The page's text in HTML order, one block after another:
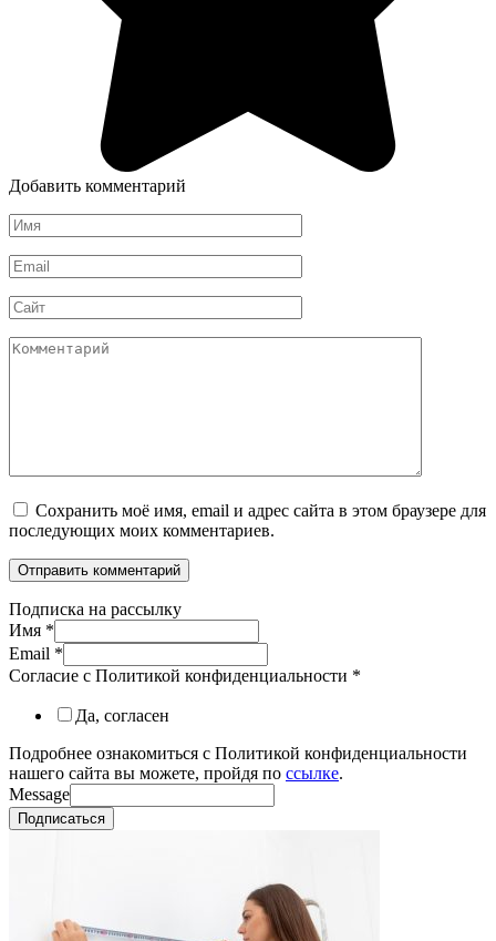
Добавить комментарий
Имя
*
Email
*
Сайт
Комментарий
Сохранить моё имя, email и адрес сайта в этом браузере для
последующих моих комментариев.
Подписка на рассылку
Имя *
Email *
Согласие с Политикой конфиденциальности *
Да, согласен
Подробнее ознакомиться с Политикой конфиденциальности
нашего сайта вы можете, пройдя по ссылке.
Message
Подписаться